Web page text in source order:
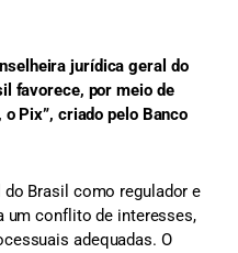
jurídica geral do
favorece, por meio de
Pix”, criado pelo Banco
do Brasil como regulador e
um conflito de interesses,
adequadas. O